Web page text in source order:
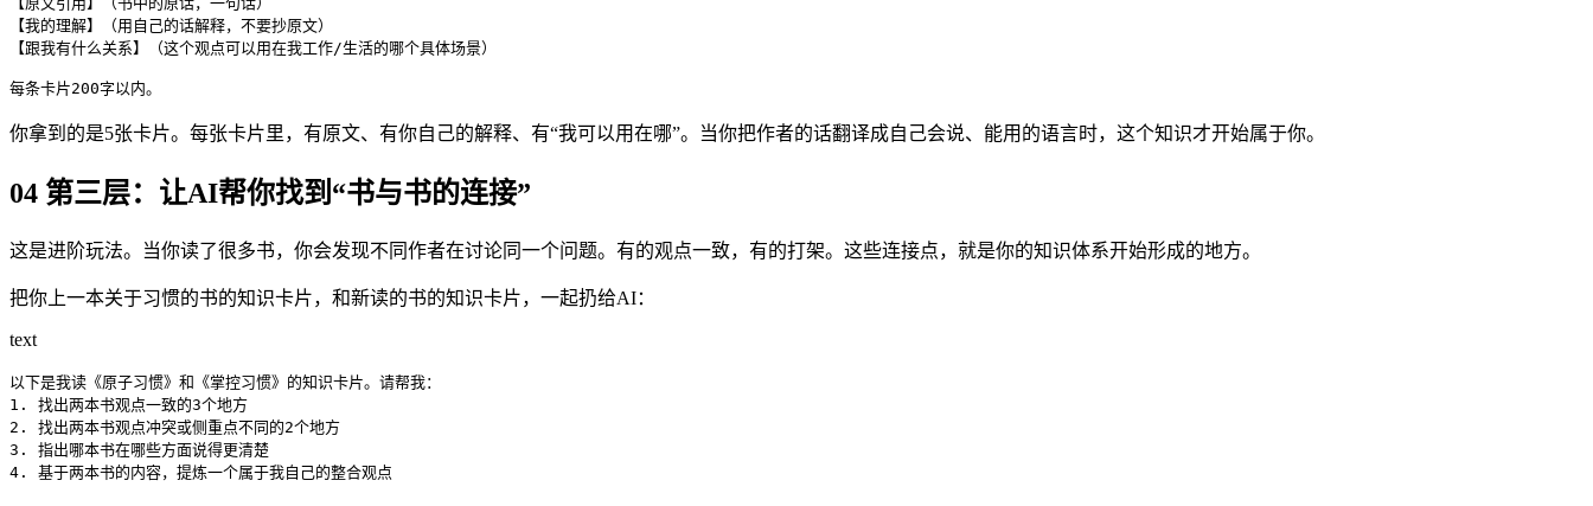
【我的理解】（用自己的话解释，不要抄原文）
【跟我有什么关系】（这个观点可以用在我工作/生活的哪个具体场景）
每条卡片200字以内。
你拿到的是5张卡片。每张卡片里，有原文、有你自己的解释、有“我可以用在哪”。当你把作者的话翻译成自己会说、能用的语言时，这个知识才开始属于你。
04 第三层：让AI帮你找到“书与书的连接”
这是进阶玩法。当你读了很多书，你会发现不同作者在讨论同一个问题。有的观点一致，有的打架。这些连接点，就是你的知识体系开始形成的地方。
把你上一本关于习惯的书的知识卡片，和新读的书的知识卡片，一起扔给AI：
text
以下是我读《原子习惯》和《掌控习惯》的知识卡片。请帮我：
1. 找出两本书观点一致的3个地方
2. 找出两本书观点冲突或侧重点不同的2个地方
3. 指出哪本书在哪些方面说得更清楚
4. 基于两本书的内容，提炼一个属于我自己的整合观点